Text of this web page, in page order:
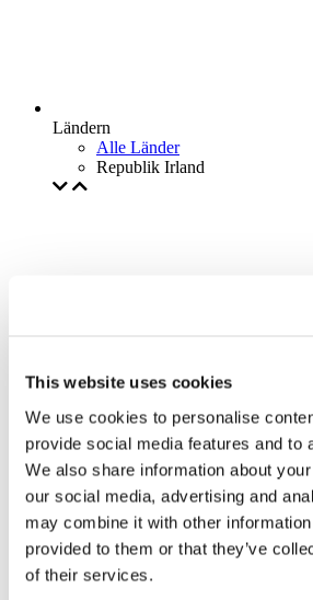
This website uses cookies
We use cookies to personalise
provide social media features and to
We also share information about
our social media, advertising and
may combine it with other information
provided to them or that they’ve
of their services.
Ländern
Alle Länder
Republik Irland